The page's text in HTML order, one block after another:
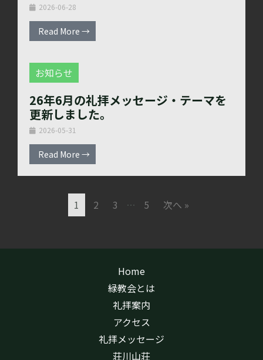
2026-06-28
Read More →
お知らせ
26年6月の礼拝メッセージ・テーマを
更新しました。
2026-05-31
Read More →
1 2 3 … 5 次へ »
Home
緑教会とは
礼拝案内
アクセス
礼拝メッセージ
荘川山荘